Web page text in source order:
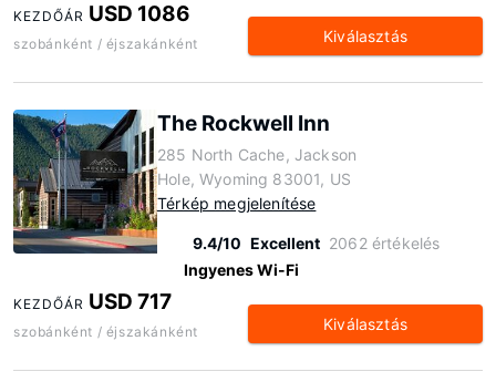
KEZDŐÁR USD 1086
szobánként / éjszakánként Kiválasztás
The Rockwell Inn
285 North Cache, Jackson
Hole, Wyoming 83001, US
Térkép megjelenítése
9.4/10 Excellent 2062 értékelés
Ingyenes Wi-Fi
KEZDŐÁR USD 717
szobánként / éjszakánként Kiválasztás